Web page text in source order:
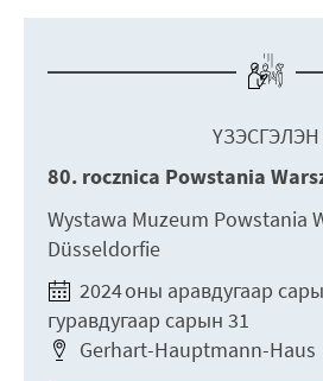
ҮЗЭСГЭЛЭН
80. rocznica Powstania
Wystawa Muzeum Powstania
Düsseldorfie
2024 оны аравдугаар
гуравдугаар сарын 31
Gerhart-Hauptmann-Haus